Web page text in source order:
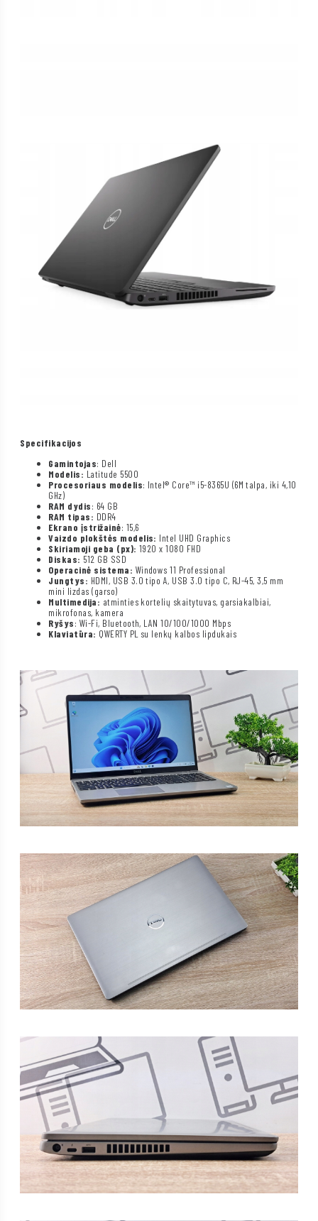
Specifikacijos
Gamintojas: Dell
Modelis: Latitude 5500
Procesoriaus modelis: Intel® Core™ i5-8365U (6M talpa, iki 4,10
GHz)
RAM dydis: 64 GB
RAM tipas: DDR4
Ekrano įstrižainė: 15,6
Vaizdo plokštės modelis: Intel UHD Graphics
Skiriamoji geba (px): 1920 x 1080 FHD
Diskas: 512 GB SSD
Operacinė sistema: Windows 11 Professional
Jungtys: HDMI, USB 3.0 tipo A, USB 3.0 tipo C, RJ-45, 3,5 mm
mini lizdas (garso)
Multimedija: atminties kortelių skaitytuvas, garsiakalbiai,
mikrofonas, kamera
Ryšys: Wi-Fi, Bluetooth, LAN 10/100/1000 Mbps
Klaviatūra: QWERTY PL su lenkų kalbos lipdukais